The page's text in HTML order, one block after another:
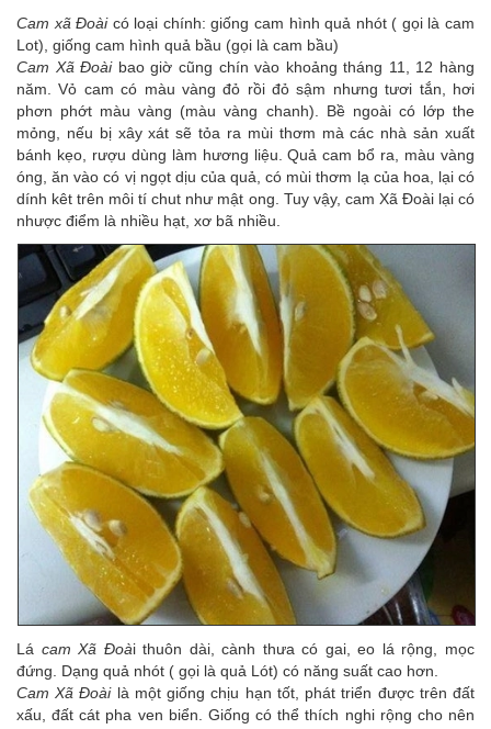
Cam xã Đoàicó loại chính: giống cam hình quả nhót ( gọi là cam
Lot), giống cam hình quả bầu (gọi là cam bầu)
Cam Xã Đoàibao giờ cũng chín vào khoảng tháng 11, 12 hàng
năm. Vỏ cam có màu vàng đỏ rồi đỏ sậm nhưng tươi tắn, hơi
phơn phớt màu vàng (màu vàng chanh). Bề ngoài có lớp the
mỏng, nếu bị xây xát sẽ tỏa ra mùi thơm mà các nhà sản xuất
bánh kẹo, rượu dùng làm hương liệu. Quả cam bổ ra, màu vàng
óng, ăn vào có vị ngọt dịu của quả, có mùi thơm lạ của hoa, lại có
dính kêt trên môi tí chut như mật ong. Tuy vậy, cam Xã Đoài lại có
nhược điểm là nhiều hạt, xơ bã nhiều.
Lá cam Xã Đoài thuôn dài, cành thưa có gai, eo lá rộng, mọc
đứng. Dạng quả nhót ( gọi là quả Lót) có năng suất cao hơn.
Cam Xã Đoàilà một giống chịu hạn tốt, phát triển được trên đất
xấu, đất cát pha ven biển. Giống có thể thích nghi rộng cho nên